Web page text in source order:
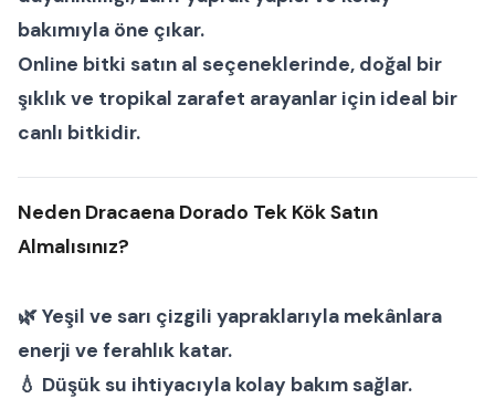
bakımıyla öne çıkar.
Online bitki satın al seçeneklerinde, doğal bir
şıklık ve tropikal zarafet arayanlar için ideal bir
canlı bitkidir.
Neden Dracaena Dorado Tek Kök Satın
Almalısınız?
🌿 Yeşil ve sarı çizgili yapraklarıyla mekânlara
enerji ve ferahlık katar.
💧 Düşük su ihtiyacıyla kolay bakım sağlar.